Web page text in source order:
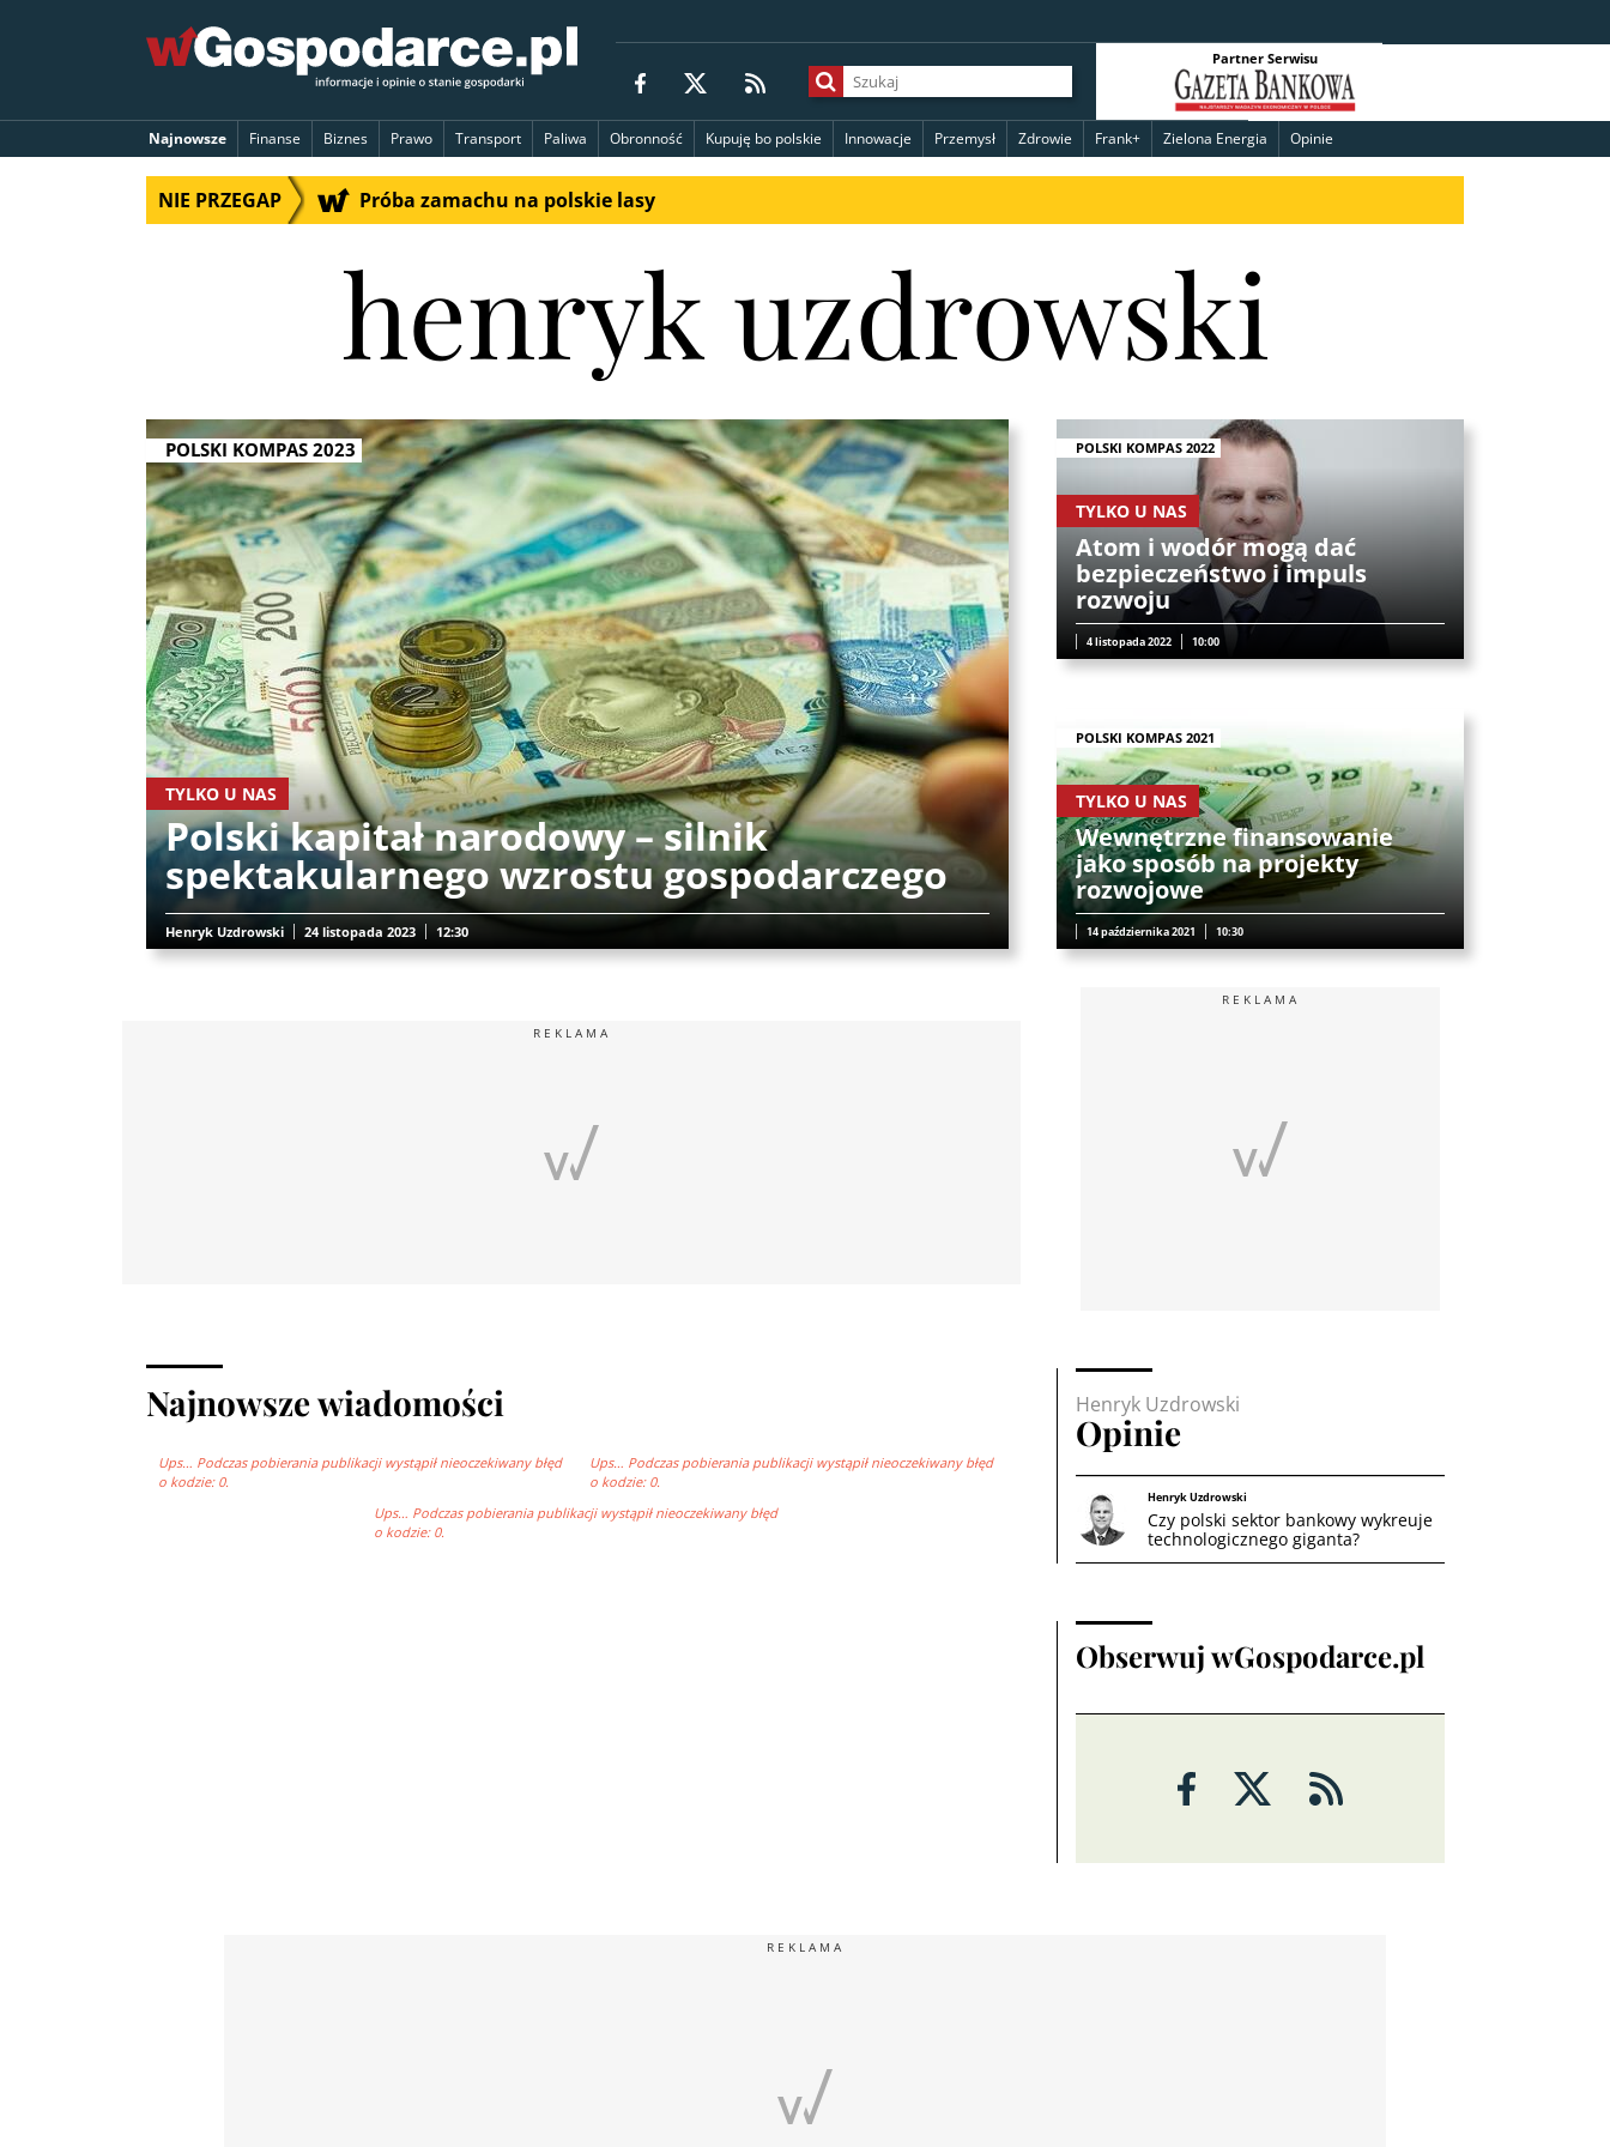
Partner Serwisu
Najnowsze Finanse Biznes Prawo Transport Paliwa Obronność Kupuję bo polskie Innowacje Przemysł Zdrowie Frank+ Zielona Energia Opinie
NIE PRZEGAP Próba zamachu na polskie lasy
henryk uzdrowski
POLSKI KOMPAS 2023
TYLKO U NAS
Polski kapitał narodowy – silnik
spektakularnego wzrostu gospodarczego
Henryk Uzdrowski 24 listopada 2023 12:30
POLSKI KOMPAS 2022
TYLKO U NAS
Atom i wodór mogą dać
bezpieczeństwo i impuls
rozwoju
4 listopada 2022 10:00
POLSKI KOMPAS 2021
TYLKO U NAS
Wewnętrzne finansowanie
jako sposób na projekty
rozwojowe
14 października 2021 10:30
REKLAMA
Najnowsze wiadomości
Ups… Podczas pobierania publikacji wystąpił nieoczekiwany błęd
o kodzie: 0.
Ups… Podczas pobierania publikacji wystąpił nieoczekiwany błęd
o kodzie: 0.
Ups… Podczas pobierania publikacji wystąpił nieoczekiwany błęd
o kodzie: 0.
REKLAMA
Henryk Uzdrowski
Opinie
Henryk Uzdrowski
Czy polski sektor bankowy wykreuje
technologicznego giganta?
Obserwuj wGospodarce.pl
REKLAMA